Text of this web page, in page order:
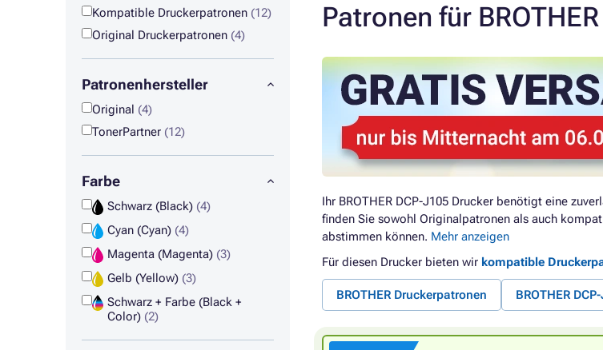
Kompatible Druckerpatronen (12)
Original Druckerpatronen (4)
Patronenhersteller
Original (4)
TonerPartner (12)
Farbe
Schwarz (Black) (4)
Cyan (Cyan) (4)
Magenta (Magenta) (3)
Gelb (Yellow) (3)
Schwarz + Farbe (Black +
Color) (2)
Patronen für
Ihr BROTHER DCP-J105 Drucker benötigt eine
finden Sie sowohl Originalpatronen als auch
abstimmen können. Mehr anzeigen
Für diesen Drucker bieten wir kompatible
BROTHER Druckerpatronen BROTHER